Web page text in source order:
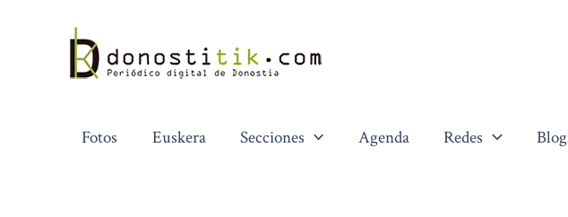
contenido
Fotos Euskera Secciones Agenda Redes